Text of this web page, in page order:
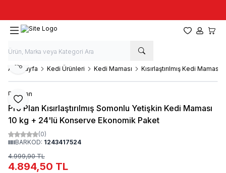
Favorilerim
Hesabım
Ana Sayfa Kedi Ürünleri Kedi Maması Kısırlaştırılmış Kedi Maması
Favoriye Ekle
Paylaş
Pro Plan
Pro Plan Kısırlaştırılmış Somonlu Yetişkin Kedi Maması
10 kg + 24'lü Konserve Ekonomik Paket
(0)
BARKOD: 1243417524
4.999,90TL
4.894,50 TL